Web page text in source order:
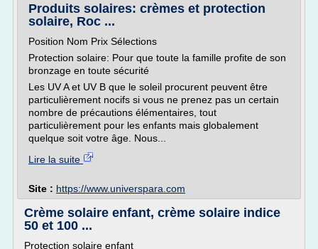
Produits solaires: crèmes et protection
solaire, Roc ...
Position Nom Prix Sélections
Protection solaire: Pour que toute la famille profite de son
bronzage en toute sécurité
Les UV A et UV B que le soleil procurent peuvent être
particulièrement nocifs si vous ne prenez pas un certain
nombre de précautions élémentaires, tout
particulièrement pour les enfants mais globalement
quelque soit votre âge. Nous...
Lire la suite
Site : https://www.universpara.com
Crème solaire enfant, crème solaire indice
50 et 100 ...
Protection solaire enfant